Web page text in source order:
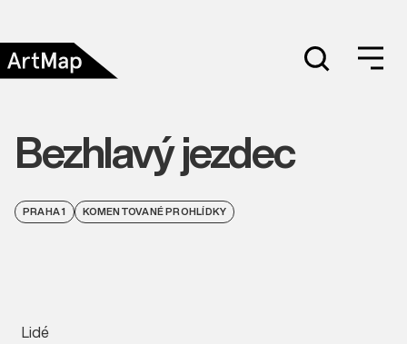
Bezhlavý jezdec
PRAHA 1 KOMENTOVANÉ PROHLÍDKY
Lidé